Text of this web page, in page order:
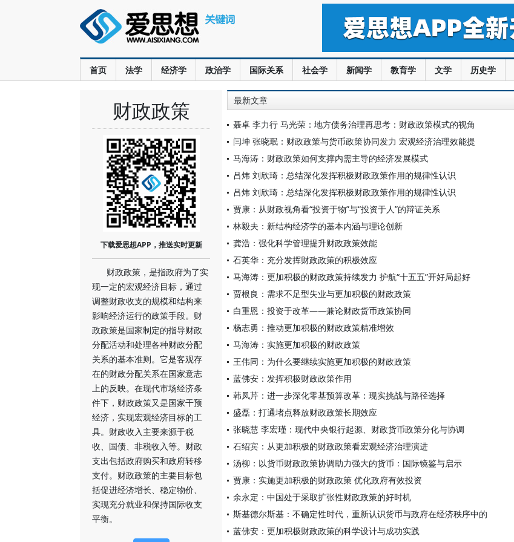
首页 法学 经济学 政治学 国际关系 社会学 新闻学 教育学 文学 历史学
财政政策
下载爱思想APP，推送实时更新
财政政策，是指政府为了实
现一定的宏观经济目标，通过
调整财政收支的规模和结构来
影响经济运行的政策手段。财
政政策是国家制定的指导财政
分配活动和处理各种财政分配
关系的基本准则。它是客观存
在的财政分配关系在国家意志
上的反映。在现代市场经济条
件下，财政政策又是国家干预
经济，实现宏观经济目标的工
具。财政收入主要来源于税
收、国债、非税收入等。财政
支出包括政府购买和政府转移
支付。财政政策的主要目标包
括促进经济增长、稳定物价、
实现充分就业和保持国际收支
平衡。
最新文章
聂卓 李力行 马光荣：地方债务治理再思考：财政政策模式的视角
闫坤 张晓珉：财政政策与货币政策协同发力 宏观经济治理效能提
马海涛：财政政策如何支撑内需主导的经济发展模式
吕炜 刘欣琦：总结深化发挥积极财政政策作用的规律性认识
吕炜 刘欣琦：总结深化发挥积极财政政策作用的规律性认识
贾康：从财政视角看“投资于物”与“投资于人”的辩证关系
林毅夫：新结构经济学的基本内涵与理论创新
龚浩：强化科学管理提升财政政策效能
石英华：充分发挥财政政策的积极效应
马海涛：更加积极的财政政策持续发力 护航“十五五”开好局起好
贾根良：需求不足型失业与更加积极的财政政策
白重恩：投资于改革——兼论财政货币政策协同
杨志勇：推动更加积极的财政政策精准增效
马海涛：实施更加积极的财政政策
王伟同：为什么要继续实施更加积极的财政政策
蓝佛安：发挥积极财政政策作用
韩凤芹：进一步深化零基预算改革：现实挑战与路径选择
盛磊：打通堵点释放财政政策长期效应
张晓慧 李宏瑾：现代中央银行起源、财政货币政策分化与协调
石绍宾：从更加积极的财政政策看宏观经济治理演进
汤柳：以货币财政政策协调助力强大的货币：国际镜鉴与启示
贾康：实施更加积极的财政政策 优化政府有效投资
余永定：中国处于采取扩张性财政政策的好时机
斯基德尔斯基：不确定性时代，重新认识货币与政府在经济秩序中的
蓝佛安：更加积极财政政策的科学设计与成功实践